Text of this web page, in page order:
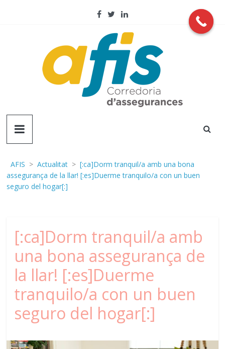
AFIS
d'assegurançes
AFIS > Actualitat > [:ca]Dorm tranquil/a amb una bona
assegurança de la llar! [:es]Duerme tranquilo/a con un buen
seguro del hogar[:]
[:ca]Dorm tranquil/a amb
una bona assegurança de
la llar! [:es]Duerme
tranquilo/a con un buen
seguro del hogar[:]